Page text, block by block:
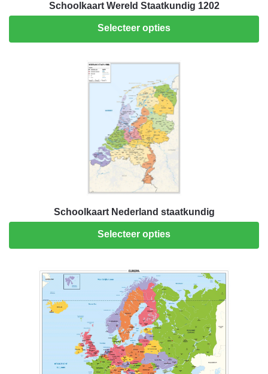
Schoolkaart Wereld Staatkundig 1202
Selecteer opties
Schoolkaart Nederland staatkundig
Selecteer opties